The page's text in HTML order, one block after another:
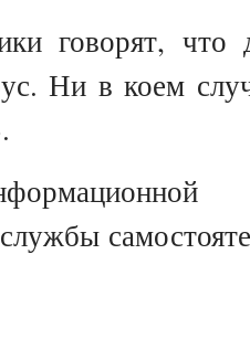
говорят,
Ни в коем